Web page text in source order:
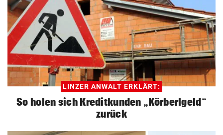
LINZER ANWALT ERKLÄRT:
So holen sich Kreditkunden „Körberlgeld“
zurück